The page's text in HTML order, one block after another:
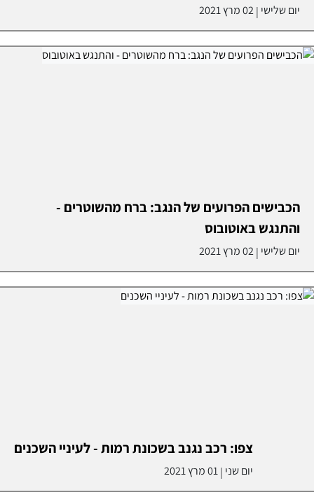
יום שלישי |02 מרץ 2021
הכבישים הפרועים של הנגב: ברח מהשוטרים -
והתנגש באוטובוס
יום שלישי |02 מרץ 2021
צפו: רכב נגנב בשכונת רמות - לעיניי השכנים
יום שני |01 מרץ 2021